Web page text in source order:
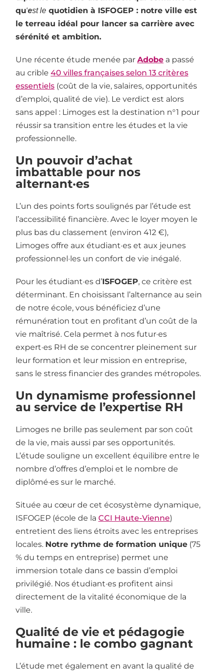
qu‘est le quotidien à ISFOGEP : notre ville est
le terreau idéal pour lancer sa carrière avec
sérénité et ambition.
Une récente étude menée par Adobe a passé
au crible 40 villes françaises selon 13 critères
essentiels (coût de la vie, salaires, opportunités
d’emploi, qualité de vie). Le verdict est alors
sans appel : Limoges est la destination n°1 pour
réussir sa transition entre les études et la vie
professionnelle.
Un pouvoir d’achat
imbattable pour nos
alternant·es
L’un des points forts soulignés par l’étude est
l’accessibilité financière. Avec le loyer moyen le
plus bas du classement (environ 412 €),
Limoges offre aux étudiant·es et aux jeunes
professionnel·les un confort de vie inégalé.
Pour les étudiant·es d’ISFOGEP, ce critère est
déterminant. En choisissant l’alternance au sein
de notre école, vous bénéficiez d’une
rémunération tout en profitant d’un coût de la
vie maîtrisé. Cela permet à nos futur·es
expert·es RH de se concentrer pleinement sur
leur formation et leur mission en entreprise,
sans le stress financier des grandes métropoles.
Un dynamisme professionnel
au service de l’expertise RH
Limoges ne brille pas seulement par son coût
de la vie, mais aussi par ses opportunités.
L’étude souligne un excellent équilibre entre le
nombre d’offres d’emploi et le nombre de
diplômé·es sur le marché.
Située au cœur de cet écosystème dynamique,
ISFOGEP (école de la CCI Haute-Vienne)
entretient des liens étroits avec les entreprises
locales. Notre rythme de formation unique (75
% du temps en entreprise) permet une
immersion totale dans ce bassin d’emploi
privilégié. Nos étudiant·es profitent ainsi
directement de la vitalité économique de la
ville.
Qualité de vie et pédagogie
humaine : le combo gagnant
L’étude met également en avant la qualité de